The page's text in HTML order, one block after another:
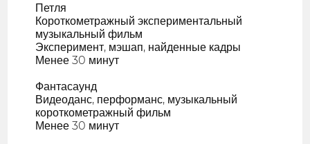
Петля
Короткометражный экспериментальный
музыкальный фильм
Эксперимент, мэшап, найденные кадры
Менее 30 минут
Фантасаунд
Видеоданс, перформанс, музыкальный
короткометражный фильм
Менее 30 минут